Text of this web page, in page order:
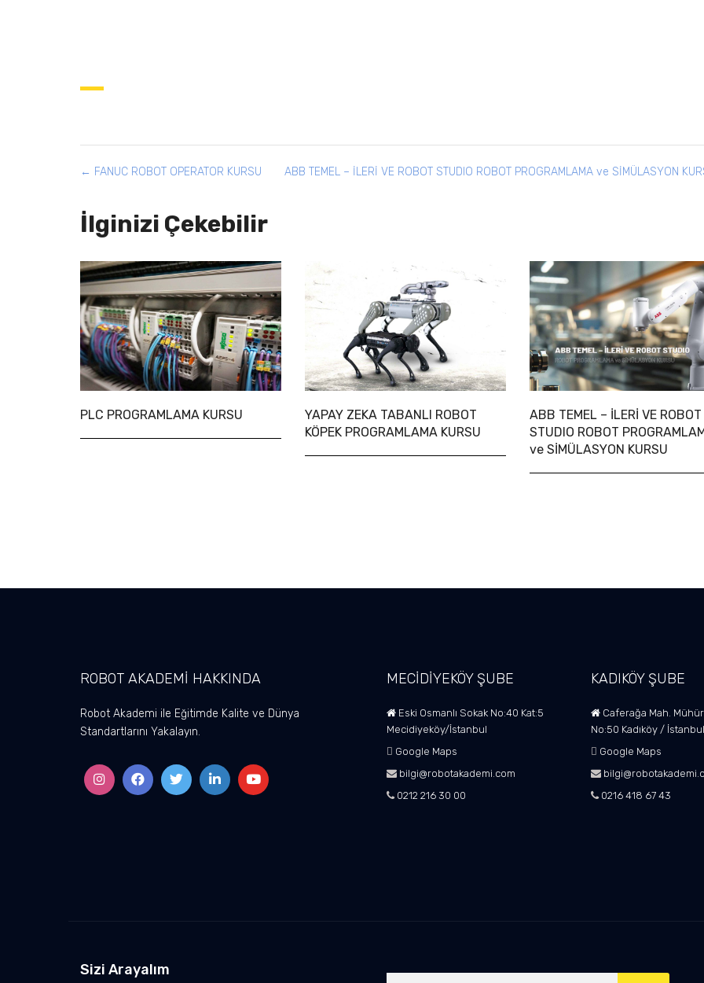
FANUC ROBOT OPERATOR KURSU ABB TEMEL – İLERİ VE ROBOT STUDIO ROBOT PROGRAMLAMA ve SİMÜLASYON
İlginizi Çekebilir
PLC PROGRAMLAMA KURSU
YAPAY ZEKA TABANLI ROBOT
KÖPEK PROGRAMLAMA KURSU
ABB TEMEL – İLERİ VE ROBOT
STUDIO ROBOT
ve SİMÜLASYON KURSU
ROBOT AKADEMİ HAKKINDA
Robot Akademi ile Eğitimde Kalite ve Dünya
Standartlarını Yakalayın.
MECİDİYEKÖY ŞUBE
Eski Osmanlı Sokak No:40 Kat:5
Mecidiyeköy/İstanbul
Google Maps
bilgi@robotakademi.com
0212 216 30 00
KADIKÖY ŞUBE
Caferağa Mah.
No:50 Kadıköy / İstanbul
Google Maps
0216 418 67 43
Sizi Arayalım